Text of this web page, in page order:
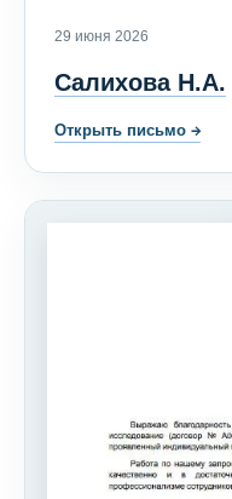
29 июня 2026
Салихова Н.А.
Открыть письмо →